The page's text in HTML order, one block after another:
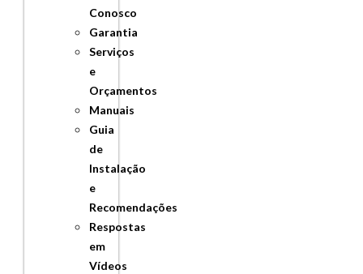
Conosco
Garantia
Serviços
e
Orçamentos
Manuais
Guia
de
Instalação
e
Recomendações
Respostas
em
Vídeos